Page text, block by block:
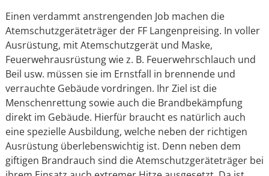
Einen verdammt anstrengenden Job machen die
Atemschutzgeräteträger der FF Langenpreising. In voller
Ausrüstung, mit Atemschutzgerät und Maske,
Feuerwehrausrüstung wie z. B. Feuerwehrschlauch und
Beil usw. müssen sie im Ernstfall in brennende und
verrauchte Gebäude vordringen. Ihr Ziel ist die
Menschenrettung sowie auch die Brandbekämpfung
direkt im Gebäude. Hierfür braucht es natürlich auch
eine spezielle Ausbildung, welche neben der richtigen
Ausrüstung überlebenswichtig ist. Denn neben dem
giftigen Brandrauch sind die Atemschutzgeräteträger bei